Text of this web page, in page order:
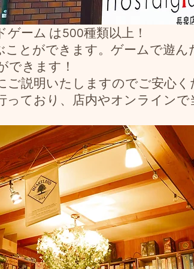
ーム は500種類以上！
ことができます。ゲームで遊
できます！
説明いたしますのでご安心く
っており、店内やオンライン